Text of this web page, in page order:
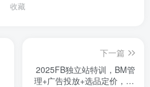
收藏
下一篇
2025FB独立站特训，BM管
理+广告投放+选品定价，12